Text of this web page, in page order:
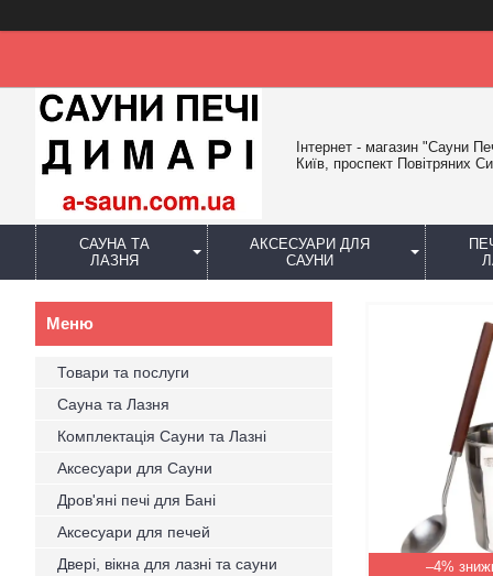
Інтернет - магазин "Сауни
Київ, проспект Повітряних
САУНА ТА
ЛАЗНЯ
АКСЕСУАРИ ДЛЯ
САУНИ
–4%
Товари та послуги
Сауна та Лазня
Комплектація Сауни та Лазні
Аксесуари для Сауни
Дров'яні печі для Бані
Аксесуари для печей
Двері, вікна для лазні та сауни